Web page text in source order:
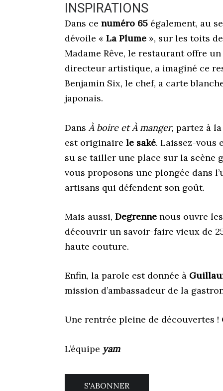
INSPIRATIONS
Dans ce numéro 65 également, au
dévoile « La Plume », sur les toits
Madame Rêve, le restaurant offre
directeur artistique, a imaginé ce
Benjamin Six, le chef, a carte
japonais.
Dans À boire et À manger, partez à
est originaire le saké. Laissez-vous
su se tailler une place sur la scène
vous proposons une plongée dans
artisans qui défendent son goût.
Mais aussi, Degrenne nous ouvre
découvrir un savoir-faire vieux de
haute couture.
Enfin, la parole est donnée à
mission d’ambassadeur de la
Une rentrée pleine de découvertes !
L’équipe yam
S'ABONNER